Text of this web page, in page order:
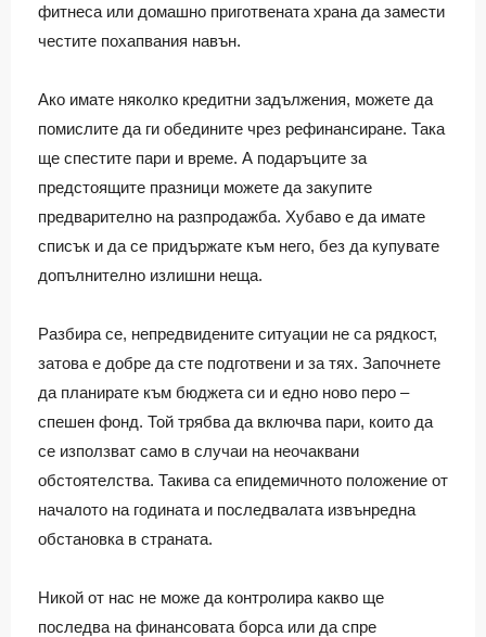
фитнеса или домашно приготвената храна да замести
честите похапвания навън.
Ако имате няколко кредитни задължения, можете да
помислите да ги обедините чрез рефинансиране. Така
ще спестите пари и време. А подаръците за
предстоящите празници можете да закупите
предварително на разпродажба. Хубаво е да имате
списък и да се придържате към него, без да купувате
допълнително излишни неща.
Разбира се, непредвидените ситуации не са рядкост,
затова е добре да сте подготвени и за тях. Започнете
да планирате към бюджета си и едно ново перо –
спешен фонд. Той трябва да включва пари, които да
се използват само в случаи на неочаквани
обстоятелства. Такива са епидемичното положение от
началото на годината и последвалата извънредна
обстановка в страната.
Никой от нас не може да контролира какво ще
последва на финансовата борса или да спре